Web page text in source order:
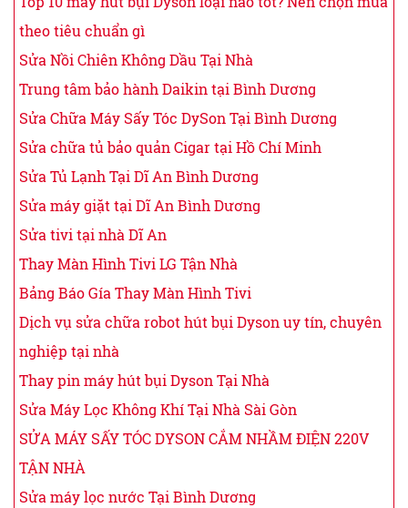
theo tiêu chuẩn gì
Sửa Nồi Chiên Không Dầu Tại Nhà
Trung tâm bảo hành Daikin tại Bình Dương
Sửa Chữa Máy Sấy Tóc DySon Tại Bình Dương
Sửa chữa tủ bảo quản Cigar tại Hồ Chí Minh
Sửa Tủ Lạnh Tại Dĩ An Bình Dương
Sửa máy giặt tại Dĩ An Bình Dương
Sửa tivi tại nhà Dĩ An
Thay Màn Hình Tivi LG Tận Nhà
Bảng Báo Gía Thay Màn Hình Tivi
Dịch vụ sửa chữa robot hút bụi Dyson uy tín, chuyên
nghiệp tại nhà
Thay pin máy hút bụi Dyson Tại Nhà
Sửa Máy Lọc Không Khí Tại Nhà Sài Gòn
SỬA MÁY SẤY TÓC DYSON CẮM NHẦM ĐIỆN 220V
TẬN NHÀ
Sửa máy lọc nước Tại Bình Dương